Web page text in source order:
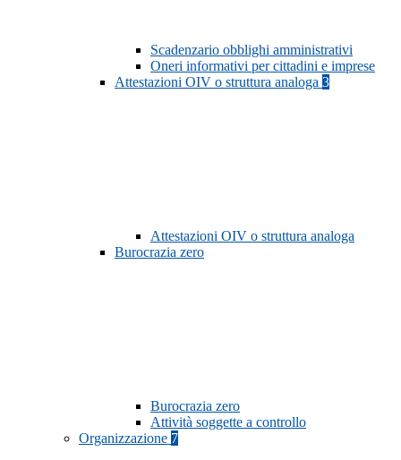
Scadenzario obblighi amministrativi
Oneri informativi per cittadini e imprese
Attestazioni OIV o struttura analoga 3
Attestazioni OIV o struttura analoga
Burocrazia zero
Burocrazia zero
Attività soggette a controllo
Organizzazione 7